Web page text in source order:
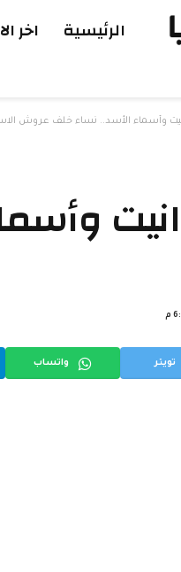
الرئيسية اخر
وأسماء الأسد.. نساء خلف عروش
تويتر واتساب